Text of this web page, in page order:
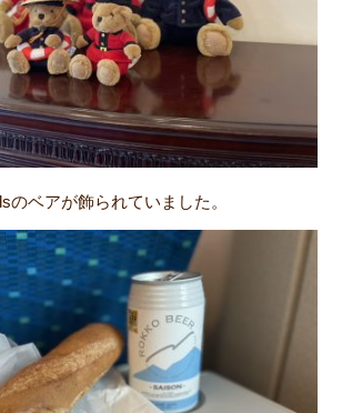
のベアが飾られていました。